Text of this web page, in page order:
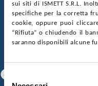
sui siti di ISMETT S.R.L.
specifiche per la corretta
cookie, oppure puoi
“Rifiuta” o chiudendo il
saranno disponibili alcune
Selezione
SOCIETÀ
GARE E CONTRATTI
SOSTIENICIMAPPA
CONTATTI